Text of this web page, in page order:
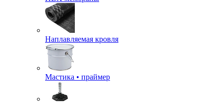
Наплавляемая кровля
Мастика • праймер